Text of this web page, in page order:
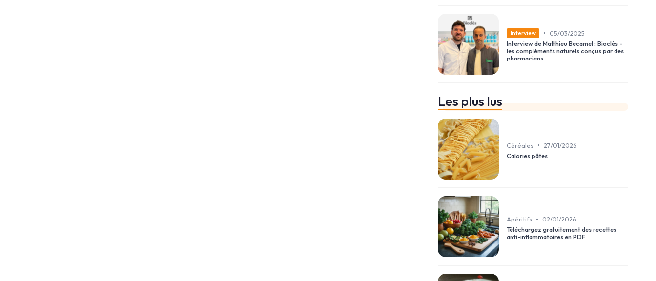
Interview •
05/03/2025
Interview de Matthieu Becamel : Bioclès -
les compléments naturels conçus par des
pharmaciens
Les plus lus
Céréales • 27/01/2026
Calories pâtes
Apéritifs •
02/01/2026
Téléchargez gratuitement des recettes
anti-inflammatoires en PDF